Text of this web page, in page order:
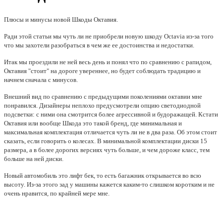
Плюсы и минусы новой Шкоды Октавия.
Ради этой статьи мы чуть ли не приобрели новую шкоду Octavia из-за того
что мы захотели разобраться в чем же ее достоинства и недостатки.
Итак мы проездили не ней весь день и понял что по сравнению с рапидом,
Октавия "стоит" на дороге увереннее, но будет соблюдать традицию и
начнем сначала с минусов.
Внешний вид по сравнению с предыдущими поколениями октавии мне
понравился. Дизайнеры неплохо предусмотрели опцию светодиодной
подсветки: с ними она смотрится более агрессивной и будоражащей. Кстати
Октавия или вообще Шкода это такой бренд, где минимальная и
максимальная комплектация отличается чуть ли не в два раза. Об этом стоит
сказать, если говорить о колесах. В минимальной комплектации диски 15
размера, а в более дорогих версиях чуть больше, и чем дороже класс, тем
больше на ней диски.
Новый автомобиль это лифт бек, то есть багажник открывается во всю
высоту. Из-за этого зад у машины кажется каким-то слишком коротким и не
очень нравится, по крайней мере мне.